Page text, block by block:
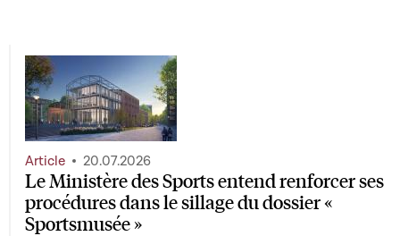
Le Ministère des Sports entend renforcer ses
procédures dans le sillage du dossier «
Sportsmusée »
Article 20.07.2026